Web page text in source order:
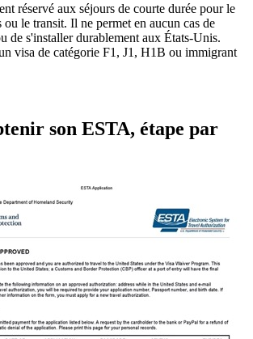
réservé aux séjours de courte durée pour le
ou le transit. Il ne permet en aucun cas de
de s'installer durablement aux États-Unis.
visa de catégorie F1, J1, H1B ou immigrant
son ESTA, étape par